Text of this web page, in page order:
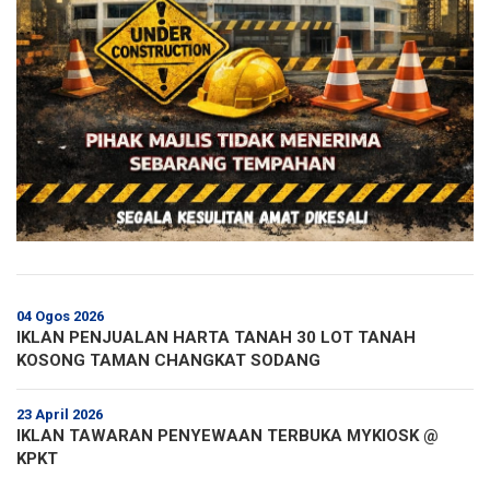
04 Ogos 2026
IKLAN PENJUALAN HARTA TANAH 30 LOT TANAH
KOSONG TAMAN CHANGKAT SODANG
23 April 2026
IKLAN TAWARAN PENYEWAAN TERBUKA MYKIOSK @
KPKT